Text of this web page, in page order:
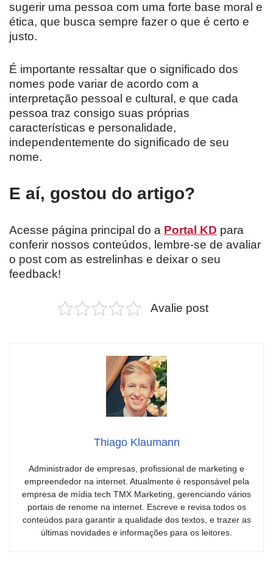
sugerir uma pessoa com uma forte base moral e
ética, que busca sempre fazer o que é certo e
justo.
É importante ressaltar que o significado dos
nomes pode variar de acordo com a
interpretação pessoal e cultural, e que cada
pessoa traz consigo suas próprias
características e personalidade,
independentemente do significado de seu
nome.
E aí, gostou do artigo?
Acesse página principal do a Portal KD para
conferir nossos conteúdos, lembre-se de avaliar
o post com as estrelinhas e deixar o seu
feedback!
Avalie post
Thiago Klaumann
Administrador de empresas, profissional de marketing e
empreendedor na internet. Atualmente é responsável pela
empresa de mídia tech TMX Marketing, gerenciando vários
portais de renome na internet. Escreve e revisa todos os
conteúdos para garantir a qualidade dos textos, e trazer as
últimas novidades e informações para os leitores.